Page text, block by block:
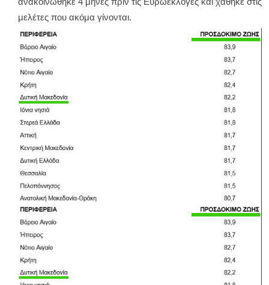
ανακοινώθηκε 4 μήνες πριν τις Ευρωεκλογές και χάθηκε στις
μελέτες που ακόμα γίνονται.